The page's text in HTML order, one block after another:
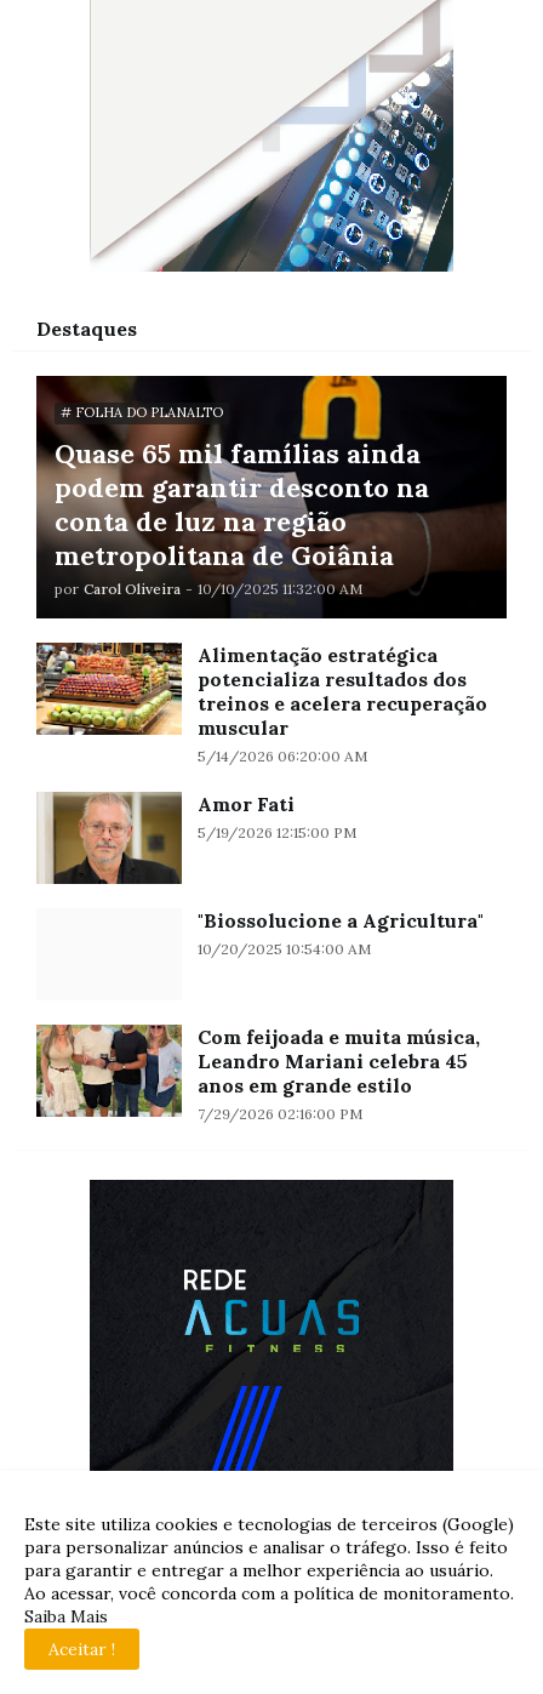
Destaques
# FOLHA DO PLANALTO
Quase 65 mil famílias ainda
podem garantir desconto na
conta de luz na região
metropolitana de Goiânia
por Carol Oliveira - 10/10/2025 11:32:00 AM
Alimentação estratégica
potencializa resultados dos
treinos e acelera recuperação
muscular
5/14/2026 06:20:00 AM
Amor Fati
5/19/2026 12:15:00 PM
"Biossolucione a Agricultura"
10/20/2025 10:54:00 AM
Com feijoada e muita música,
Leandro Mariani celebra 45
anos em grande estilo
7/29/2026 02:16:00 PM
Este site utiliza cookies e tecnologias de terceiros (Google)
para personalizar anúncios e analisar o tráfego. Isso é feito
para garantir e entregar a melhor experiência ao usuário.
Ao acessar, você concorda com a política de monitoramento.
Saiba Mais
Aceitar !